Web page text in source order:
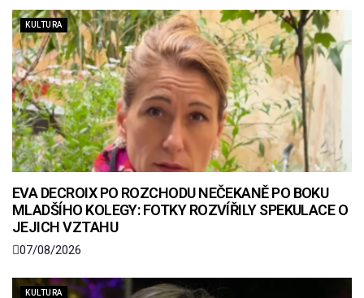
KULTURA
EVA DECROIX PO ROZCHODU NEČEKANĚ PO BOKU
MLADŠÍHO KOLEGY: FOTKY ROZVÍŘILY SPEKULACE O
JEJICH VZTAHU
07/08/2026
KULTURA